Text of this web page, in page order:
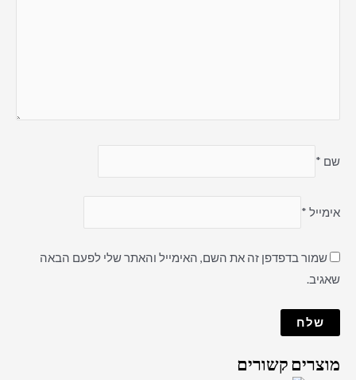
שם *
אימייל *
שמור בדפדפן זה את השם, האימייל והאתר שלי לפעם הבאה
שאגיב.
מוצרים קשורים